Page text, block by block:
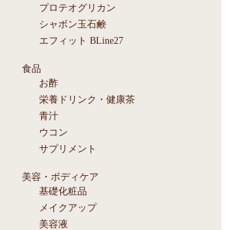
プロテオグリカン
シャボン玉石鹸
エフィット BLine27
食品
お酢
栄養ドリンク・健康茶
青汁
ウコン
サプリメント
美容・ボディケア
基礎化粧品
メイクアップ
美容液